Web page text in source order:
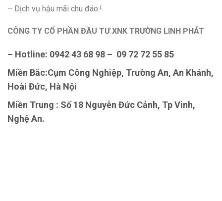
– Dịch vụ hậu mãi chu đáo.!
CÔNG TY CỔ PHẦN ĐẦU TƯ XNK TRƯỜNG LINH PHÁT
– Hotline: 0942 43 68 98 – 09 72 72 55 85
Miền Bắc:Cụm Công Nghiệp, Trường An, An Khánh,
Hoài Đức, Hà Nội
Miền Trung : Số 18 Nguyễn Đức Cảnh, Tp Vinh,
Nghệ An.